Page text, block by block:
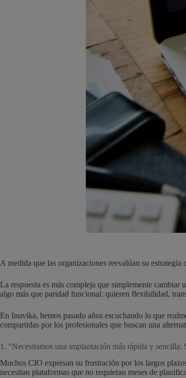
A medida que las organizaciones reevalúan su
La respuesta es más compleja que simplemente
algo más que paridad funcional: quieren flexibilidad,
En Inuvika, hemos pasado años escuchando lo que
compartidas por los profesionales que buscan una
1. “Necesitamos una implantación más rápida y sencilla:
Muchos CIO expresan su frustración por los largos
necesitan plataformas que no requieran meses de